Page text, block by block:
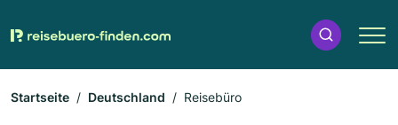
Startseite Deutschland Reisebüro